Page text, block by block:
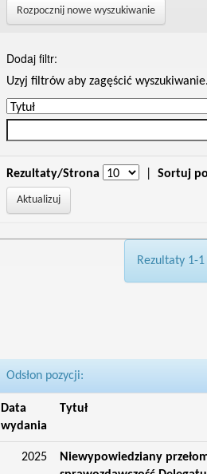
Rozpocznij nowe wyszukiwanie
Dodaj filtr:
Uzyj filtrów aby zagęścić wyszukiwanie.
Rezultaty/Strona Sortuj
Rezultaty 1-
Odsłon pozycji:
Data
wydania
Tytuł
2025
Niewypowiedziany